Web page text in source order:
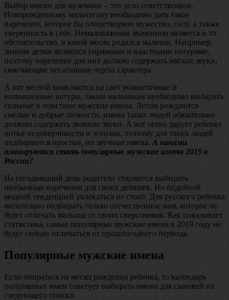
Выбор имени для мужчины – это дело ответственное.
Новорожденному мальчугану необходимо дать такое
наречение, которое бы олицетворяло мужество, силу, а также
уверенность в себе. Немаловажным значением является и то
обстоятельство, в какой месяц родился мальчик. Например,
зимние детки являются упрямыми и властными натурами,
поэтому наречение для них должно содержать мягкие звуки,
смягчающие негативные черты характера.
А вот весной появляются на свет романтичные и
возвышенные натуры, таким мальчикам необходимо выбирать
сильные и поистине мужские имена. Летом рождаются
смелые и добрые личности, имена таких людей обязательно
должны содержать звонкие звуки. А вот осень дарует ребенку
нотки недоверчивости и эгоизма, поэтому для таких людей
подбираются простые, но звучные имена. А какими
планируются стать популярные мужские имена 2019 в
России?
На сегодняшний день родители стараются выбирать
необычные наречения для своих детишек. Но подобной
модной тенденцией увлекаться не стоит. Для русского ребенка
желательно подбирать только отечественное имя, которое не
будет отличать малыша от своих сверстников. Как показывает
статистика, самые популярные мужские имена в 2019 году не
будут сильно отличаться от прошлогоднего периода.
Популярные мужские имена
Если опираться на месяц рождения ребенка, то календарь
популярных имен советует выбирать имена для сыновей из
следующего списка: